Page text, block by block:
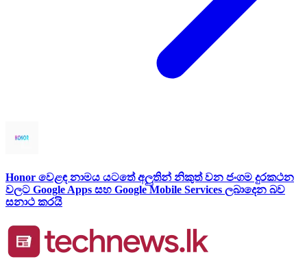
Honor වෙළඳ නාමය යටතේ අලුතින් නිකුත් වන ජංගම දුරකථන
වලට Google Apps සහ Google Mobile Services ලබාදෙන බව
සනාථ කරයි